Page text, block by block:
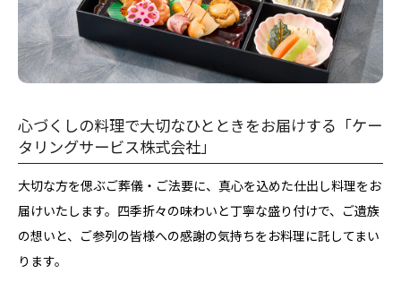
心づくしの料理で大切なひとときをお届けする「ケー
タリングサービス株式会社」
大切な方を偲ぶご葬儀・ご法要に、真心を込めた仕出し料理をお
届けいたします。四季折々の味わいと丁寧な盛り付けで、ご遺族
の想いと、ご参列の皆様への感謝の気持ちをお料理に託してまい
ります。